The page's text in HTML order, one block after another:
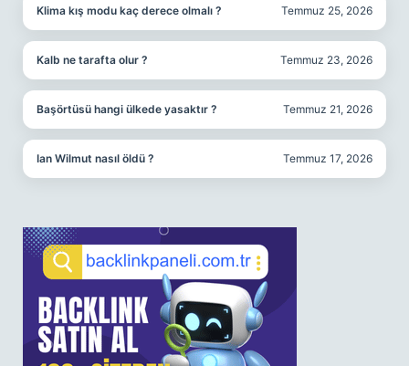
Klima kış modu kaç derece olmalı ? Temmuz 25, 2026
Kalb ne tarafta olur ? Temmuz 23, 2026
Başörtüsü hangi ülkede yasaktır ? Temmuz 21, 2026
Ian Wilmut nasıl öldü ? Temmuz 17, 2026